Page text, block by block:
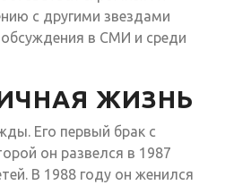
с другими звездами
в СМИ и среди
ЖИЗНЬ
Его первый брак с
он развелся в 1987
В 1988 году он женился